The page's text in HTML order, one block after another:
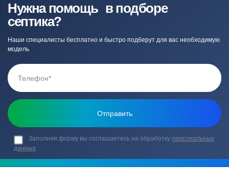
Нужна помощь в подборе
септика?
Наши специалисты бесплатно и быстро подберут для вас необходимую
модель
Заполняя форму вы соглашаетесь на обработку персональных
данных